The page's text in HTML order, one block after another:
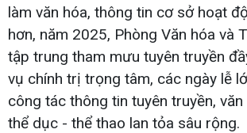
làm văn hóa, thông tin cơ sở hoạt
hơn, năm 2025, Phòng Văn hóa và
tập trung tham mưu tuyên truyền
vụ chính trị trọng tâm, các ngày lễ
công tác thông tin tuyên truyền, văn
thể dục - thể thao lan tỏa sâu rộng.